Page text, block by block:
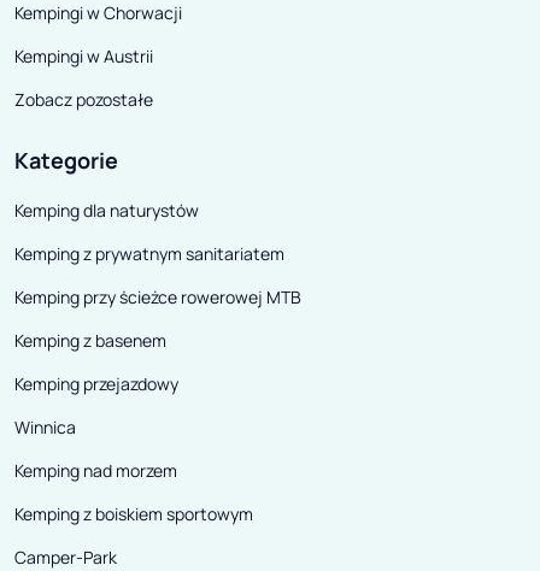
Kempingi w Chorwacji
Kempingi w Austrii
Zobacz pozostałe
Kategorie
Kemping dla naturystów
Kemping z prywatnym sanitariatem
Kemping przy ścieżce rowerowej MTB
Kemping z basenem
Kemping przejazdowy
Winnica
Kemping nad morzem
Kemping z boiskiem sportowym
Camper-Park